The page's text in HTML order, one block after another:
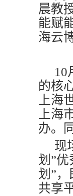
晨教
能赋
海云
10
的核
上海
上海
办。
现
划”
划”
共享